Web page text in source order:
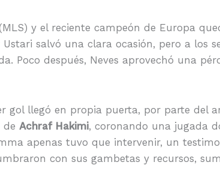
y el reciente campeón de Europa
salvó una clara ocasión, pero a los
Poco después, Neves aprovechó una
gol llegó en propia puerta, por parte del
de Achraf Hakimi, coronando una jugada
apenas tuvo que intervenir, un
con sus gambetas y recursos,